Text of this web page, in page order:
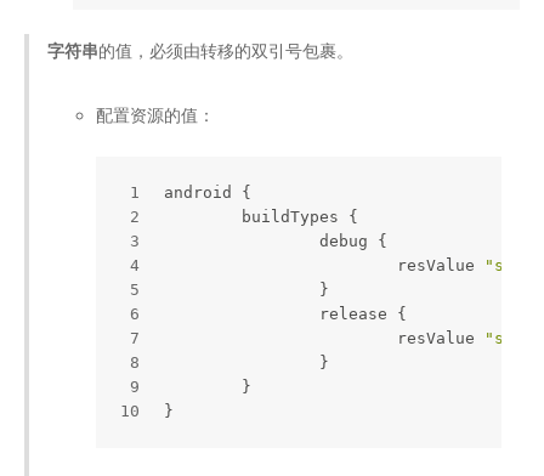
字符串的值，必须由转移的双引号包裹。
配置资源的值：
1
2
3
4
5
6
7
8
9
10
android {
	buildTypes {
		debug {
			resValue
		}
		release {
			resValue
		}
	}
}